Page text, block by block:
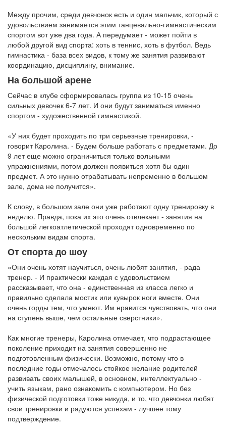
Между прочим, среди девчонок есть и один мальчик, который с
удовольствием занимается этим танцевально-гимнастическим
спортом вот уже два года. А передумает - может пойти в
любой другой вид спорта: хоть в теннис, хоть в футбол. Ведь
гимнастика - база всех видов, к тому же занятия развивают
координацию, дисциплину, внимание.
На большой арене
Сейчас в клубе сформировалась группа из 10-15 очень
сильных девочек 6-7 лет. И они будут заниматься именно
спортом - художественной гимнастикой.
«У них будет проходить по три серьезные тренировки, -
говорит Каролина. - Будем больше работать с предметами. До
9 лет еще можно ограничиться только вольными
упражнениями, потом должен появиться хотя бы один
предмет. А это нужно отрабатывать непременно в большом
зале, дома не получится».
К слову, в большом зале они уже работают одну тренировку в
неделю. Правда, пока их это очень отвлекает - занятия на
большой легкоатлетической проходят одновременно по
нескольким видам спорта.
От спорта до шоу
«Они очень хотят научиться, очень любят занятия, - рада
тренер. - И практически каждая с удовольствием
рассказывает, что она - единственная из класса легко и
правильно сделала мостик или кувырок ноги вместе. Они
очень горды тем, что умеют. Им нравится чувствовать, что они
на ступень выше, чем остальные сверстники».
Как многие тренеры, Каролина отмечает, что подрастающее
поколение приходит на занятия совершенно не
подготовленным физически. Возможно, потому что в
последние годы отмечалось стойкое желание родителей
развивать своих малышей, в основном, интеллектуально -
учить языкам, рано ознакомить с компьютером. Но без
физической подготовки тоже никуда, и то, что девчонки любят
свои тренировки и радуются успехам - лучшее тому
подтверждение.